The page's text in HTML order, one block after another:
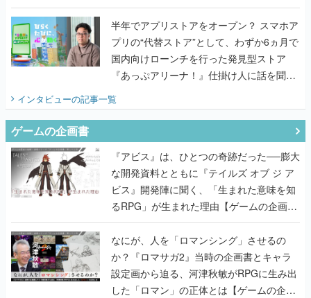
うこだわりをプロデューサーに聞いた
半年でアプリストアをオープン？ スマホア
プリの“代替ストア”として、わずか6ヵ月で
国内向けローンチを行った発見型ストア
『あっぷアリーナ！』仕掛け人に話を聞い
インタビューの記事一覧
ゲームの企画書
『アビス』は、ひとつの奇跡だった──膨大
な開発資料とともに『テイルズ オブ ジ ア
ビス』開発陣に聞く、「生まれた意味を知
るRPG」が生まれた理由【ゲームの企画
書】
なにが、人を「ロマンシング」させるの
か？『ロマサガ2』当時の企画書とキャラ
設定画から迫る、河津秋敏がRPGに生み出
した「ロマン」の正体とは【ゲームの企画